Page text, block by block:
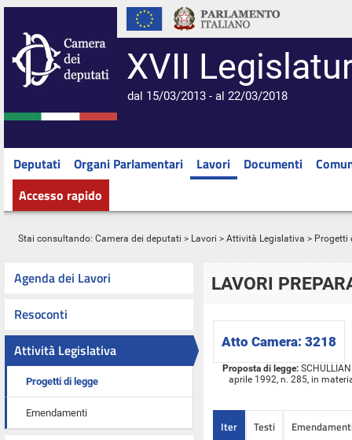
XVII
dal 15/03/2013 - al 22/03/2018
Deputati Organi Parlamentari Lavori Documenti
Accesso rapido
Stai consultando: Camera dei deputati > Lavori > Attività Legislativa > Progetti
Agenda dei Lavori
Resoconti
Attività Legislativa
Progetti di legge
Emendamenti
LAVORI
Atto Camera: 3218
Proposta di legge:
aprile 1992, n. 285, in
Iter Testi